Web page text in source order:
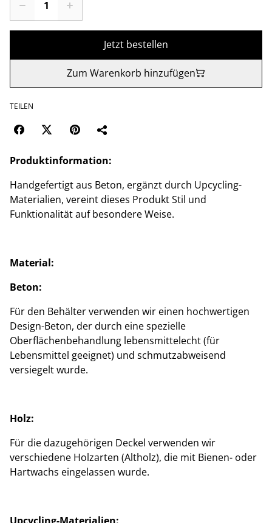
Jetzt bestellen
Zum Warenkorb hinzufügen
TEILEN
Produktinformation:
Handgefertigt aus Beton, ergänzt durch Upcycling-
Materialien, vereint dieses Produkt Stil und
Funktionalität auf besondere Weise.
Material:
Beton:
Für den Behälter verwenden wir einen hochwertigen
Design-Beton, der durch eine spezielle
Oberflächenbehandlung lebensmittelecht (für
Lebensmittel geeignet) und schmutzabweisend
versiegelt wurde.
Holz:
Für die dazugehörigen Deckel verwenden wir
verschiedene Holzarten (Altholz), die mit Bienen- oder
Hartwachs eingelassen wurde.